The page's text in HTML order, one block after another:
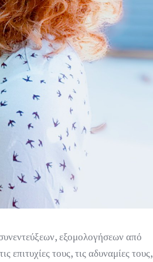
εξομολογήσεων από
τους, τις αδυναμίες τους,